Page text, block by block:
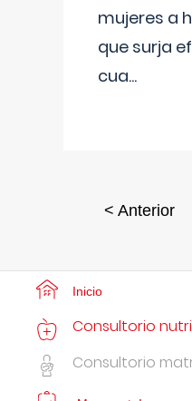
mujeres a
que surja
cua...
< Anterior
Inicio
Consultorio
Consultorio